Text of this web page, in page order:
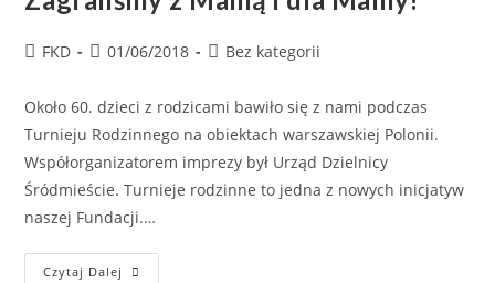
FKD 01/06/2018 Bez kategorii
Około 60. dzieci z rodzicami bawiło się z nami podczas
Turnieju Rodzinnego na obiektach warszawskiej Polonii.
Współorganizatorem imprezy był Urząd Dzielnicy
Śródmieście. Turnieje rodzinne to jedna z nowych inicjatyw
naszej Fundacji.…
Czytaj Dalej